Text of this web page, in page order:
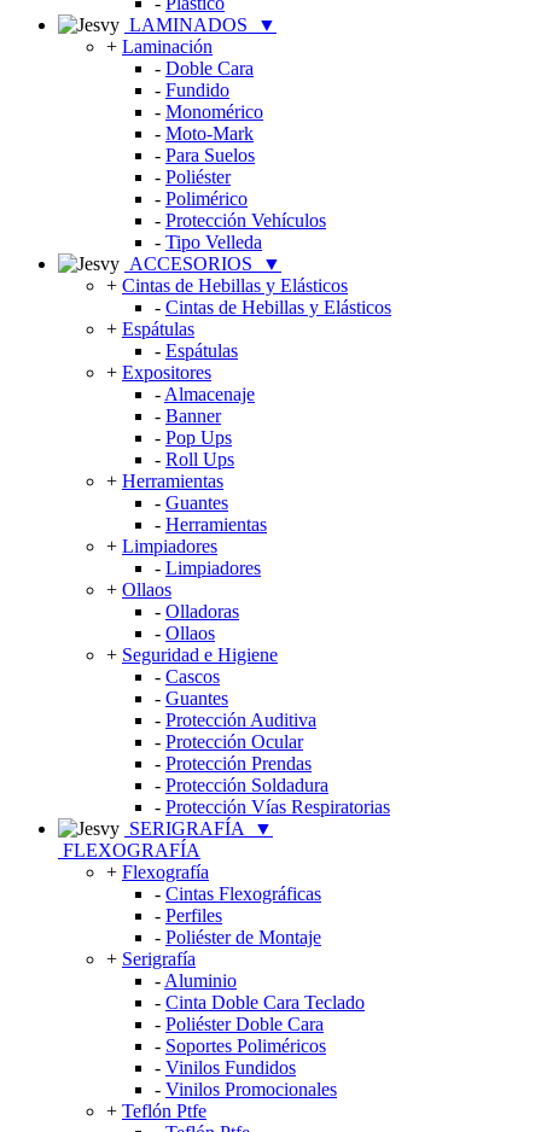
LAMINADOS
▼
+ Laminación
- Doble Cara
- Fundido
- Monomérico
- Moto-Mark
- Para Suelos
- Poliéster
- Polimérico
- Protección Vehículos
- Tipo Velleda
ACCESORIOS
▼
+ Cintas de Hebillas y Elásticos
- Cintas de Hebillas y Elásticos
+ Espátulas
- Espátulas
+ Expositores
- Almacenaje
- Banner
- Pop Ups
- Roll Ups
+ Herramientas
- Guantes
- Herramientas
+ Limpiadores
- Limpiadores
+ Ollaos
- Olladoras
- Ollaos
+ Seguridad e Higiene
- Cascos
- Guantes
- Protección Auditiva
- Protección Ocular
- Protección Prendas
- Protección Soldadura
- Protección Vías Respiratorias
SERIGRAFÍA
▼
FLEXOGRAFÍA
+ Flexografía
- Cintas Flexográficas
- Perfiles
- Poliéster de Montaje
+ Serigrafía
- Aluminio
- Cinta Doble Cara Teclado
- Poliéster Doble Cara
- Soportes Poliméricos
- Vinilos Fundidos
- Vinilos Promocionales
+ Teflón Ptfe